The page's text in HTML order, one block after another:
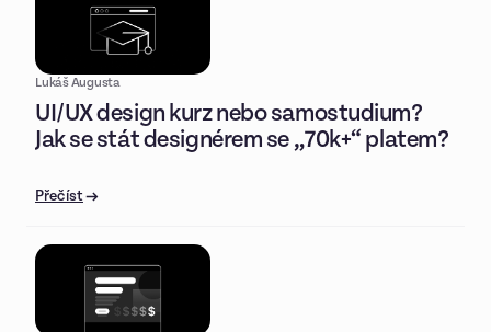
Lukáš Augusta
UI/UX design kurz nebo samostudium?
Jak se stát designérem se „70k+“ platem?
Přečíst